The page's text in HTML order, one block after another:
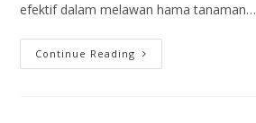
efektif dalam melawan hama tanaman…
Continue Reading